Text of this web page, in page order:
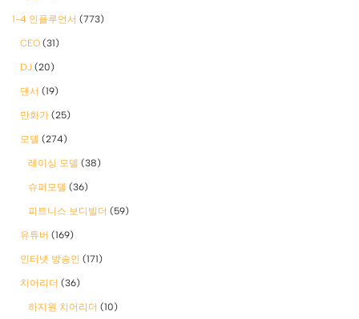
1-4 인플루언서 (773)
CEO (31)
DJ (20)
댄서 (19)
만화가 (25)
모델 (274)
레이싱 모델 (38)
슈퍼모델 (36)
피트니스 보디빌더 (59)
유튜버 (169)
인터넷 방송인 (171)
치어리더 (36)
하지원 치어리더 (10)